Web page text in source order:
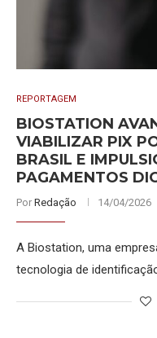
REPORTAGEM
BIOSTATION
VIABILIZAR PIX
BRASIL E
PAGAMENTOS
Por Redação 14/04/2026
A Biostation, uma
tecnologia de